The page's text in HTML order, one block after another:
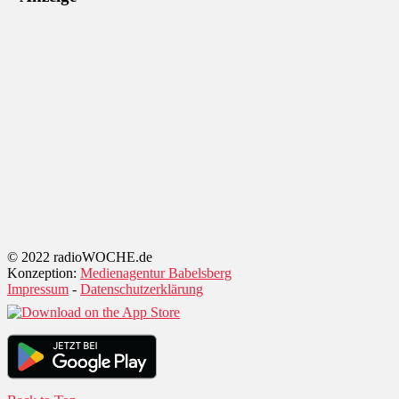
© 2022 radioWOCHE.de
Konzeption: Medienagentur Babelsberg
Impressum - Datenschutzerklärung